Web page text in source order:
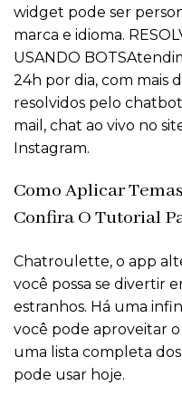
widget pode ser
marca e idioma.
USANDO
24h por dia, com mais
resolvidos pelo
mail, chat ao vivo no
Instagram.
Como Aplicar
Confira O Tutorial
Chatroulette, o app
você possa se divertir
estranhos. Há uma
você pode aproveitar
uma lista completa
pode usar hoje.